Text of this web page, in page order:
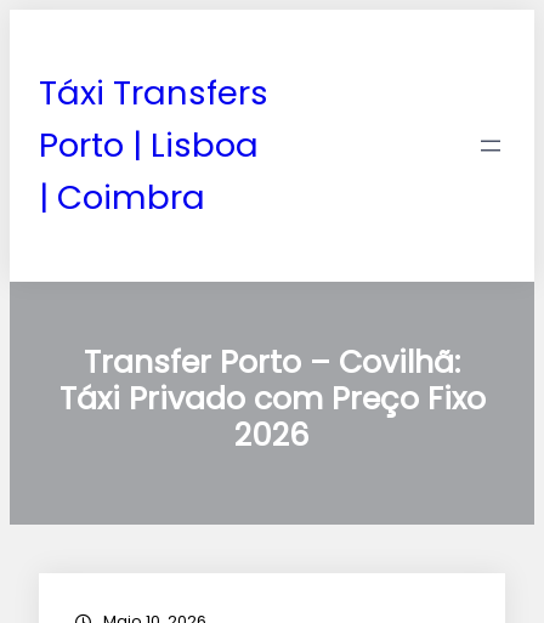
Táxi Transfers
Porto | Lisboa
| Coimbra
Transfer Porto – Covilhã:
Táxi Privado com Preço Fixo
2026